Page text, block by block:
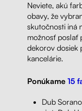
Neviete, akú
obavy, že
skutočnosti iná
možnosť poslať
dekorov dosiek
kancelárie.
Ponúkame 15
Dub